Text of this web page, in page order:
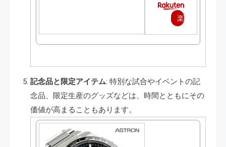
楽
天
購
入
記念品と限定アイテム: 特別な試合やイベントの記
念品、限定生産のグッズなどは、時間とともにその
価値が高まることもあります。